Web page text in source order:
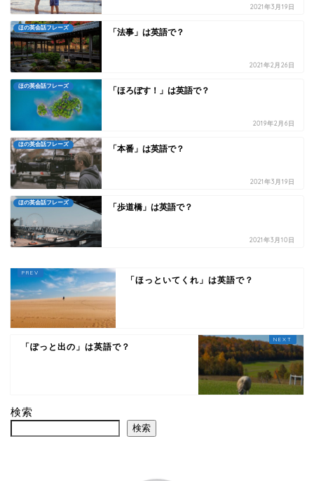
2021年3月19日
ほの英会話フレーズ 「法事」は英語で？
2021年2月26日
ほの英会話フレーズ 「ほろぼす！」は英語で？
2019年2月6日
ほの英会話フレーズ 「本番」は英語で？
2021年3月19日
ほの英会話フレーズ 「歩道橋」は英語で？
2021年3月10日
「ほっといてくれ」は英語で？
「ぽっと出の」は英語で？
検索
検索